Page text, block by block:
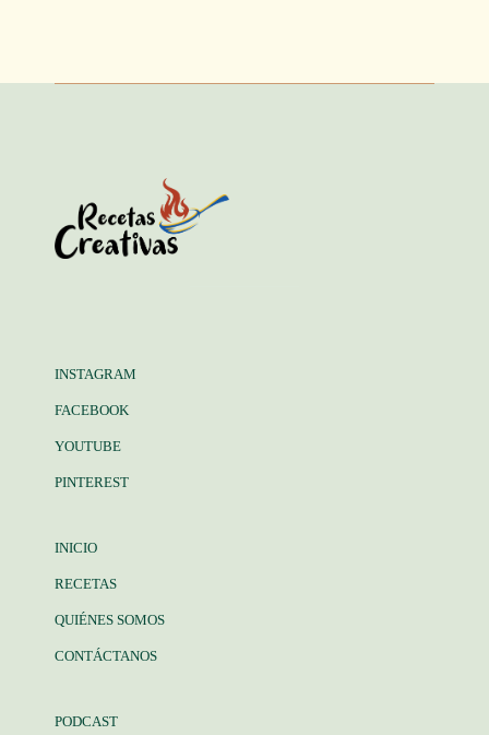
INSTAGRAM
FACEBOOK
YOUTUBE
PINTEREST
INICIO
RECETAS
QUIÉNES SOMOS
CONTÁCTANOS
PODCAST